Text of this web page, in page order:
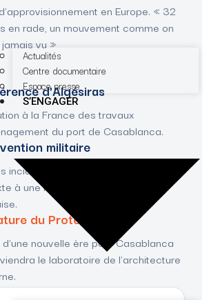
Actualités
Centre documentaire
Espace presse
S’ENGAGER
en Europe. « 32
en rade, un mouvement comme on
vu »
d'Algésiras
à la France des travaux
du port de Casablanca.
militaire
incidents lors des travaux du port,
à une intervention militaire
du Protectorat
nouvelle ère pour Casablanca
le laboratoire de l'architecture